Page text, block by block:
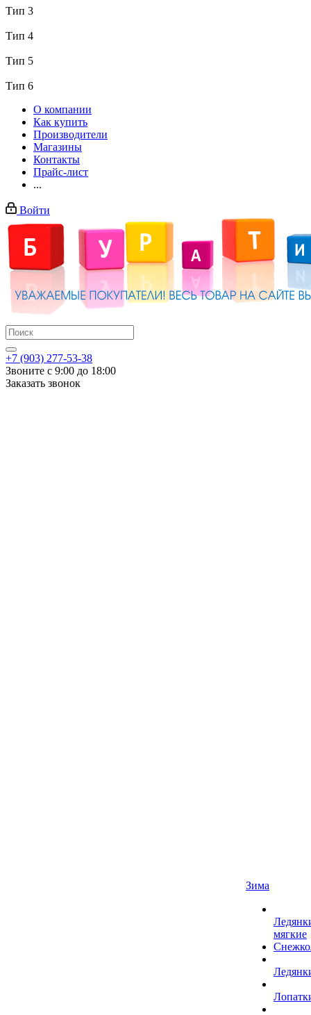
Тип 3
Тип 4
Тип 5
Тип 6
О компании
Как купить
Производители
Магазины
Контакты
Прайс-лист
...
Войти
+7 (903) 277-53-38
Звоните с 9:00 до 18:00
Заказать звонок
Зима
мягкие